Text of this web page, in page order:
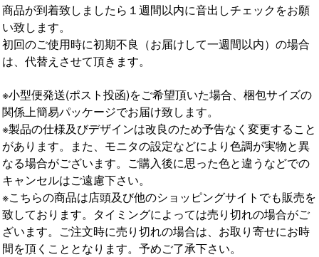
商品が到着致しましたら１週間以内に音出しチェックをお願
い致します。
初回のご使用時に初期不良（お届けして一週間以内）の場合
は、代替えさせて頂きます。
※小型便発送(ポスト投函)をご希望頂いた場合、梱包サイズの
関係上簡易パッケージでお届け致します。
※製品の仕様及びデザインは改良のため予告なく変更すること
があります。また、モニタの設定などにより色調が実物と異
なる場合がございます。ご購入後に思った色と違うなどでの
キャンセルはご遠慮下さい。
※こちらの商品は店頭及び他のショッピングサイトでも販売を
致しております。タイミングによっては売り切れの場合がご
ざいます。ご注文時に売り切れの場合は、お取り寄せにお時
間を頂くこととなります。予めご了承下さい。